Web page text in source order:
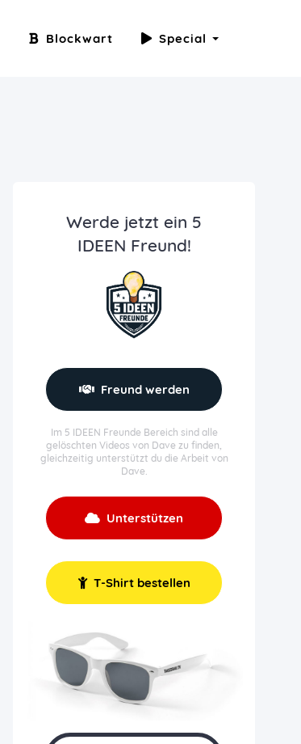
Blockwart Special
Werde jetzt ein 5
IDEEN Freund!
Freund werden
Im 5 IDEEN Freunde Bereich sind alle
gelöschten Videos von Dave zu finden,
gleichzeitig unterstützt du die Arbeit von
Dave.
Unterstützen
T-Shirt bestellen